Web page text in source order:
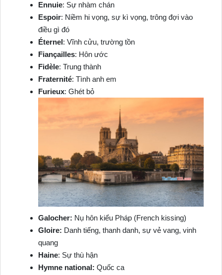
Ennuie: Sự nhàm chán
Espoir: Niềm hi vọng, sự kì vọng, trông đợi vào
điều gì đó
Éternel: Vĩnh cửu, trường tồn
Fiançailles: Hôn ước
Fidèle: Trung thành
Fraternité: Tình anh em
Furieux: Ghét bỏ
Galocher: Nụ hôn kiểu Pháp (French kissing)
Gloire: Danh tiếng, thanh danh, sự vẻ vang, vinh
quang
Haine: Sự thù hận
Hymne national: Quốc ca